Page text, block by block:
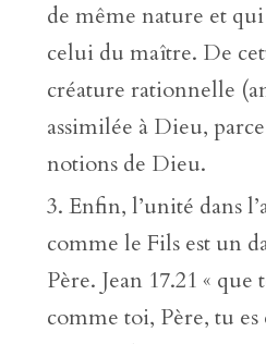
de même nature et
celui du maître. De
créature rationnelle
assimilée à Dieu,
notions de Dieu.
Enfin, l’unité dans
comme le Fils est un
Père. Jean 17.21 «
comme toi, Père, tu